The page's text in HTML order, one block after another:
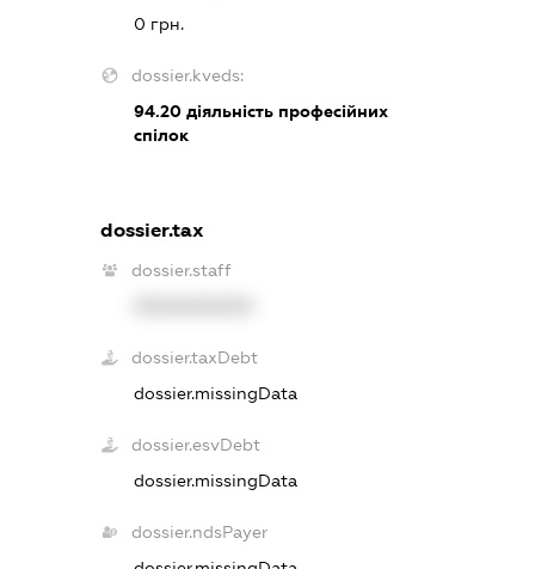
0 грн.
dossier.kveds:
94.20 діяльність професійних
спілок
dossier.tax
dossier.staff
dossier.taxDebt
dossier.missingData
dossier.esvDebt
dossier.missingData
dossier.ndsPayer